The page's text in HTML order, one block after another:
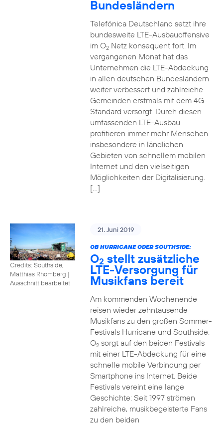
Bundesländern
Telefónica Deutschland setzt ihre
bundesweite LTE-Ausbauoffensive
im O2Netz konsequent fort. Im
vergangenen Monat hat das
Unternehmen die LTE-Abdeckung
in allen deutschen Bundesländern
weiter verbessert und zahlreiche
Gemeinden erstmals mit dem 4G-
Standard versorgt. Durch diesen
umfassenden LTE-Ausbau
profitieren immer mehr Menschen
insbesondere in ländlichen
Gebieten von schnellem mobilen
Internet und den vielseitigen
Möglichkeiten der Digitalisierung.
[…]
Credits: Southside,
Matthias Rhomberg |
Ausschnitt bearbeitet
21. Juni 2019
OB HURRICANE ODER SOUTHSIDE:
O2 stellt zusätzliche
LTE-Versorgung für
Musikfans bereit
Am kommenden Wochenende
reisen wieder zehntausende
Musikfans zu den großen Sommer-
Festivals Hurricane und Southside.
O2sorgt auf den beiden Festivals
mit einer LTE-Abdeckung für eine
schnelle mobile Verbindung per
Smartphone ins Internet. Beide
Festivals vereint eine lange
Geschichte: Seit 1997 strömen
zahlreiche, musikbegeisterte Fans
zu den beiden